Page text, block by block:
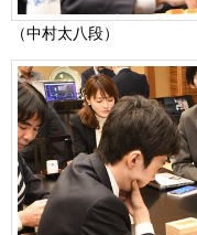
（中村太八段）